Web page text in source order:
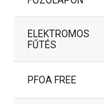
ELEKTROMOS
FŰTÉS
PFOA FREE